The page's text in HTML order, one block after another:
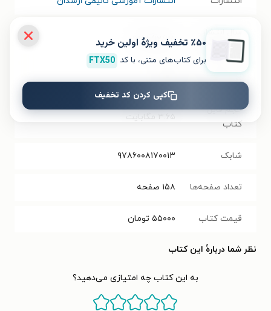
نسخه فیزیکی
۱۳۹۵/۱۲/۲۵
حجم فایل
کتاب
۳.۶۵ مگابایت
شابک ۹۷۸۶۰۰۸۱۷۰۰۱۳
تعداد صفحه‌ها ۱۵۸ صفحه
قیمت کتاب ۵۵۰۰۰ تومان
نظر شما دربارهٔ این کتاب
به این کتاب چه امتیازی می‌دهید؟
٪۵۰ تخفیف ویژۀ اولین خرید
برای کتاب‌های متنی، با کد FTX50
کپی کردن کد تخفیف